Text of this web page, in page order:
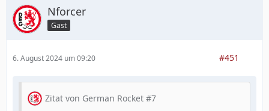
Nforcer
Gast
6. August 2024 um 09:20 #451
Zitat von German Rocket #7